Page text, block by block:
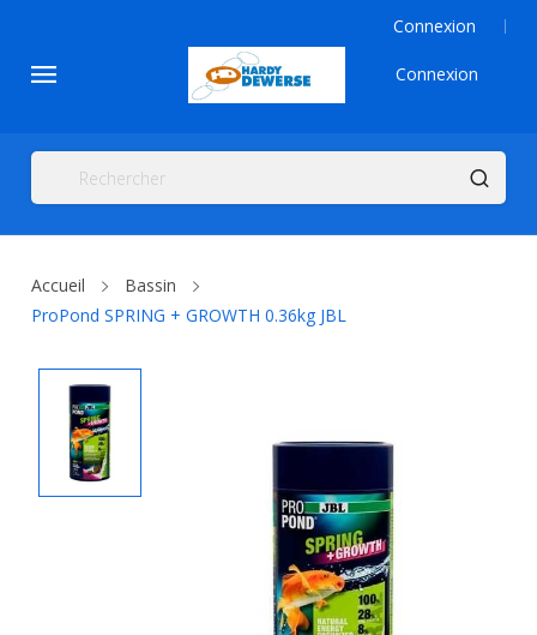
Connexion
Connexion
Accueil
Bassin
ProPond SPRING + GROWTH 0.36kg JBL